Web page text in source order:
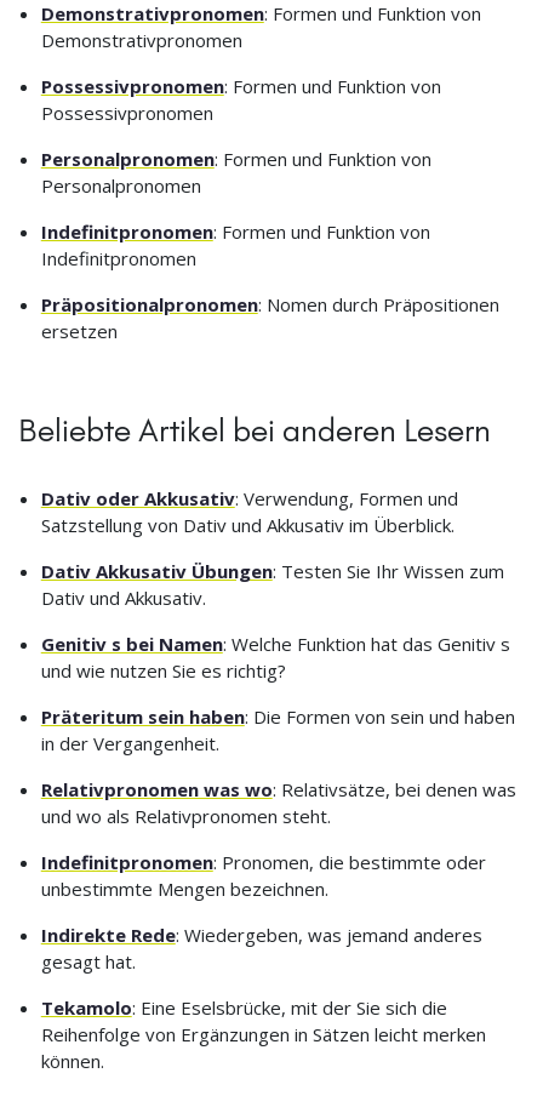
Demonstrativpronomen: Formen und Funktion von
Demonstrativpronomen
Possessivpronomen: Formen und Funktion von
Possessivpronomen
Personalpronomen: Formen und Funktion von
Personalpronomen
Indefinitpronomen: Formen und Funktion von
Indefinitpronomen
Präpositionalpronomen: Nomen durch Präpositionen
ersetzen
Beliebte Artikel bei anderen Lesern
Dativ oder Akkusativ: Verwendung, Formen und
Satzstellung von Dativ und Akkusativ im Überblick.
Dativ Akkusativ Übungen: Testen Sie Ihr Wissen zum
Dativ und Akkusativ.
Genitiv s bei Namen: Welche Funktion hat das Genitiv s
und wie nutzen Sie es richtig?
Präteritum sein haben: Die Formen von sein und haben
in der Vergangenheit.
Relativpronomen was wo: Relativsätze, bei denen was
und wo als Relativpronomen steht.
Indefinitpronomen: Pronomen, die bestimmte oder
unbestimmte Mengen bezeichnen.
Indirekte Rede: Wiedergeben, was jemand anderes
gesagt hat.
Tekamolo: Eine Eselsbrücke, mit der Sie sich die
Reihenfolge von Ergänzungen in Sätzen leicht merken
können.